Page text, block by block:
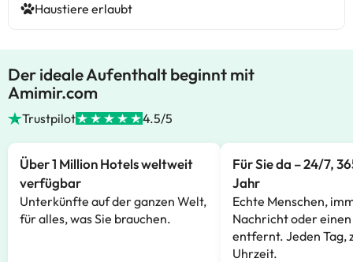
Haustiere erlaubt
Der ideale Aufenthalt beginnt mit
Amimir.com
Trustpilot 4.5/5
Über 1 Million Hotels weltweit
verfügbar
Unterkünfte auf der ganzen Welt,
für alles, was Sie brauchen.
Für Sie da – 24/7,
Jahr
Echte Menschen,
Nachricht oder
entfernt. Jeden Tag,
Uhrzeit.